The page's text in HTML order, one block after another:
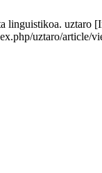
linguistikoa. uztaro
uztaro/article/